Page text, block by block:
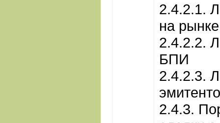
2.4.2.1.
на
2.4.2.2.
БПИ
2.4.2.3.
2.4.3.